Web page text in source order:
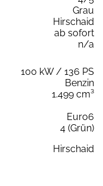
Grau
Hirschaid
ab sofort
n/a
100 kW / 136 PS
Benzin
1.499 cm³
Euro6
4 (Grün)
Hirschaid